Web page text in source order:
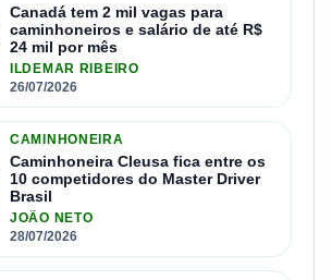
Canadá tem 2 mil vagas para
caminhoneiros e salário de até R$
24 mil por mês
ILDEMAR RIBEIRO
26/07/2026
CAMINHONEIRA
Caminhoneira Cleusa fica entre os
10 competidores do Master Driver
Brasil
JOÃO NETO
28/07/2026